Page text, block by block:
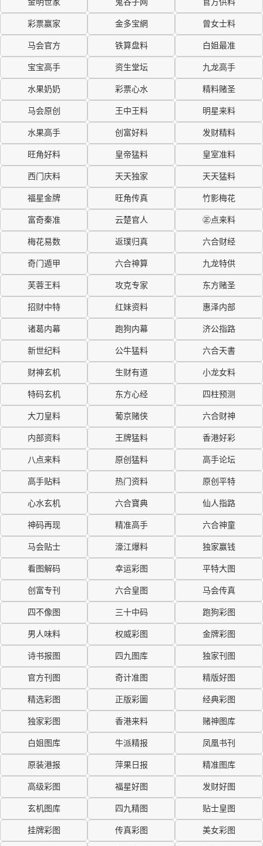
金明世家 鬼谷子网 官方供料
彩票赢家 金多宝網 曾女士料
马会官方 铁算盘料 白姐最准
宝宝高手 资生堂坛 九龙高手
水果奶奶 彩票心水 精料赌圣
马会原创 王中王料 明星来料
水果高手 创富好料 发财精料
旺角好料 皇帝猛料 皇室准料
西门庆料 天天独家 天天猛料
福星金牌 旺角传真 竹影梅花
富奇秦准 云楚官人 ㊣点来料
梅花易数 返璞归真 六合财经
奇门遁甲 六合神算 九龙特供
芙蓉王料 攻克专家 东方赌圣
招财中特 红妹资料 惠泽内部
诸葛内幕 跑狗内幕 济公指路
新世纪料 公牛猛料 六合天書
财神玄机 生财有道 小龙女料
特码玄机 东方心经 四柱预测
大刀皇料 葡京赌侠 六合财神
内部资料 王牌猛料 香港好彩
八点来料 原创猛料 高手论坛
高手贴料 热门资料 原创平特
心水玄机 六合寶典 仙人指路
神码再现 精准高手 六合神童
马会贴士 濠江爆料 独家赢钱
看图解码 幸运彩图 平特大图
创富专刊 六合皇图 马会传真
四不像图 三十中码 跑狗彩图
男人味料 权威彩图 金牌彩图
诗书报图 四九图库 独家刊图
官方刊图 奇计准图 精版好图
精选彩图 正版彩圖 经典彩图
独家彩图 香港来料 赌神图库
白姐图库 牛派精报 凤凰书刊
原装港报 萍果日报 精准图库
高级彩图 福星好图 发财好图
玄机图库 四九精图 贴士皇图
挂牌彩图 传真彩图 美女彩图